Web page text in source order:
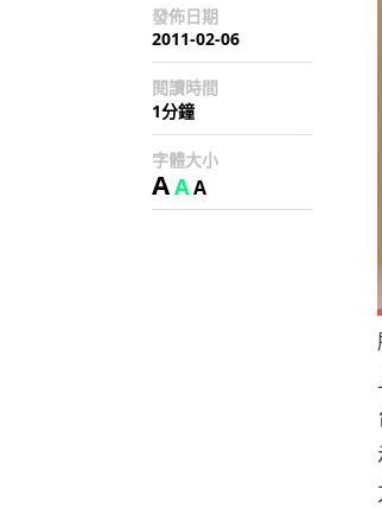
發佈日期
2011-02-06
閱讀時間
1分鐘
字體大小
AAA